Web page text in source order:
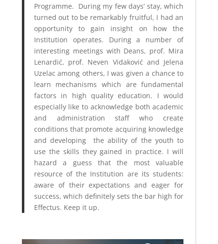
Programme. During my few days’ stay, which
turned out to be remarkably fruitful, I had an
opportunity to gain insight on how the
Institution operates. During a number of
interesting meetings with Deans, prof. Mira
Lenardić, prof. Neven Vidaković and Jelena
Uzelac among others, I was given a chance to
learn mechanisms which are fundamental
factors in high quality education. I would
especially like to acknowledge both academic
and administration staff who create
conditions that promote acquiring knowledge
and developing the ability of the youth to
use the skills they gained in practice. I will
hazard a guess that the most valuable
resource of the Institution are its students:
aware of their expectations and eager for
success, which definitely sets the bar high for
Effectus. Keep it up.